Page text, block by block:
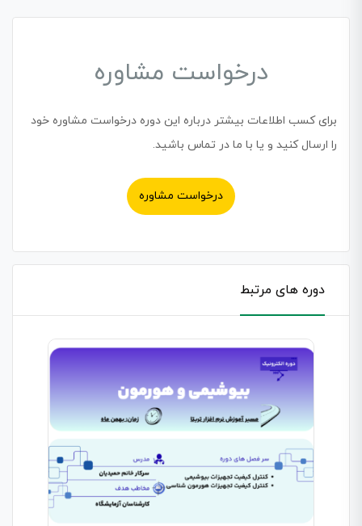
درخواست مشاوره
برای کسب اطلاعات بیشتر درباره این دوره درخواست مشاوره خود
را ارسال کنید و یا با ما در تماس باشید.
درخواست مشاوره
دوره های مرتبط